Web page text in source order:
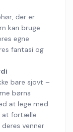
der er
kan bruge
egne
fantasi og
bare sjovt –
børns
at lege med
at fortælle
venner